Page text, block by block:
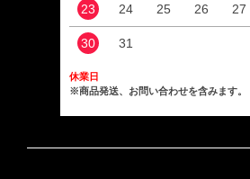
23 24 25 26 27
30 31
休業日
※商品発送、お問い合わせを含みます。